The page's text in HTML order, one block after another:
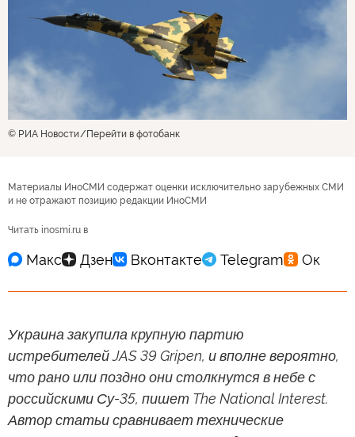
© РИА Новости Перейти в фотобанк
Материалы ИноСМИ содержат оценки исключительно зарубежных СМИ
и не отражают позицию редакции ИноСМИ
Читать inosmi.ru в
Украина закупила крупную партию
истребителей JAS 39 Gripen, и вполне вероятно,
что рано или поздно они столкнутся в небе с
российскими Су-35, пишет The National Interest.
Автор статьи сравнивает технические